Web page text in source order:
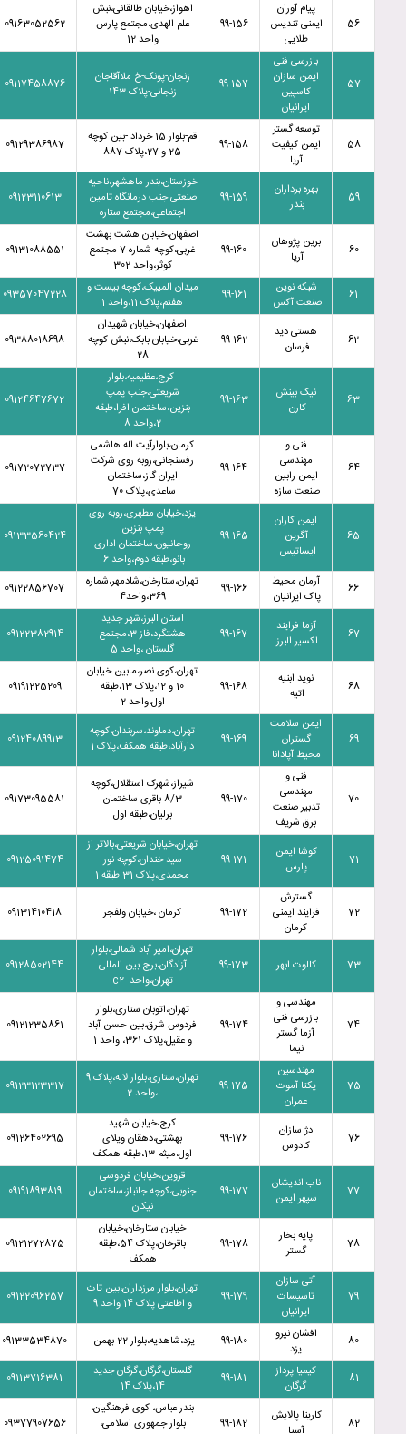
56
پیام آوران
ایمنی تندیس
طلایی
99-156
اهواز،خیابان طالقانی،نبش
علم الهدی،مجتمع پارس
واحد 12
09163052562
57
بازرسی فنی
ایمن سازان
کاسپین
ایرانیان
99-157
زنجان-پونک-خ ملاآقاجان
زنجانی-پلاک 143
09117458876
58
توسعه گستر
ایمن کیفیت
آریا
99-158
قم-بلوار 15 خرداد -بین کوچه
25 و 27،پلاک 887
09129386987
59
بهره برداران
بندر
99-159
خوزستان،بندر ماهشهر،ناحیه
صنعتی جنب درمانگاه تامین
اجتماعی،مجتمع ستاره
09123110613
60
برین پژوهان
آریا
99-160
اصفهان،خیابان هشت بهشت
غربی،کوچه شماره 7 مجتمع
کوثر،واحد 302
09131088551
61
شبکه نوین
صنعت آکس
99-161
میدان المپیک،کوچه بیست و
هفتم،پلاک 11،واحد 1
09357047228
62
هستی دید
فرسان
99-162
اصفهان،خیابان شهیدان
غربی،خیابان بابک،نبش کوچه
28
09388018698
63
نیک بینش
کارن
99-163
کرج،عظیمیه،بلوار
شریعتی،جنب پمپ
بنزین،ساختمان افرا،طبقه
2،واحد 8
09124647672
64
فنی و
مهندسی
ایمن رابین
صنعت سازه
99-164
کرمان،بلوارآیت اله هاشمی
رفسنجانی،روبه روی شرکت
ایران گاز،ساختمان
ساعدی،پلاک 70
09172072737
65
ایمن کاران
آگرین
ایساتیس
99-165
یزد،خیابان مطهری،روبه روی
پمپ بنزین
روحانیون،ساختمان اداری
بانو،طبقه دوم،واحد 6
09133560424
66
آرمان محیط
پاک ایرانیان
99-166
تهران،ستارخان،شادمهر،شماره
369،واحد4
09122856707
67
آزما فرایند
اکسیر البرز
99-167
استان البرز،شهر جدید
هشتگرد،فاز 3،مجتمع
گلستان ،واحد 5
09122382914
68
نوید ابنیه
اتیه
99-168
تهران،کوی نصر،مابین خیابان
10 و 12،پلاک 13،طبقه
اول،واحد 2
09191225209
69
ایمن سلامت
گستران
محیط آپادانا
99-169
تهران،دماوند،سربندان،کوچه
دارآباد،طبقه همکف،پلاک 1
09124089913
70
فنی و
مهندسی
تدبیر صنعت
برق شریف
99-170
شیراز،شهرک استقلال،کوچه
8/3 باقری ساختمان
برلیان،طبقه اول
09173095581
71
کوشا ایمن
پارس
99-171
تهران،خیابان شریعتی،بالاتر از
سید خندان،کوچه نور
محمدی،پلاک 31 طبقه 1
09125091474
72
گسترش
فرایند ایمنی
کرمان
99-172 کرمان ،خیابان ولفجر 09131410418
73 کالوت ابهر 99-173
تهران،امیر آباد شمالی،بلوار
آزادگان،برج بین المللی
تهران،واحد c2
09128502144
74
مهندسی و
بازرسی فنی
آزما گستر
نیما
99-174
تهران،اتوبان ستاری،بلوار
فردوس شرق،بین حسن آباد
و عقیل،پلاک 361، واحد 1
09121235861
75
مهندسین
یکتا آموت
عمران
99-175
تهران،ستاری،بلوار لاله،پلاک 9
،واحد 2
09123123317
76
دژ سازان
کادوس
99-176
کرج،خیابان شهید
بهشتی،دهقان ویلای
اول،میثم 13،طبقه همکف
09126402695
77
ناب اندیشان
سپهر ایمن
99-177
قزوین،خیابان فردوسی
جنوبی،کوچه جانباز،ساختمان
نیکان
09191893819
78
پایه بخار
گستر
99-178
خیابان ستارخان،خیابان
باقرخان،پلاک 54،طبقه
همکف
09121272875
79
آتی سازان
تاسیسات
ایرانیان
99-179
تهران،بلوار مرزداران،بین تات
و اطاعتی پلاک 14 واحد 9
09122096257
80
افشان نیرو
یزد
99-180 یزد،شاهدیه،بلوار 22 بهمن 09133534870
81
کیمیا پرداز
گرگان
99-181
گلستان،گرگان،گرگان جدید
14،پلاک 14
09113716381
82
کارینا پالایش
99-182
بندر عباس، کوی فرهنگیان،
بلوار جمهوری اسلامی،
09377907656